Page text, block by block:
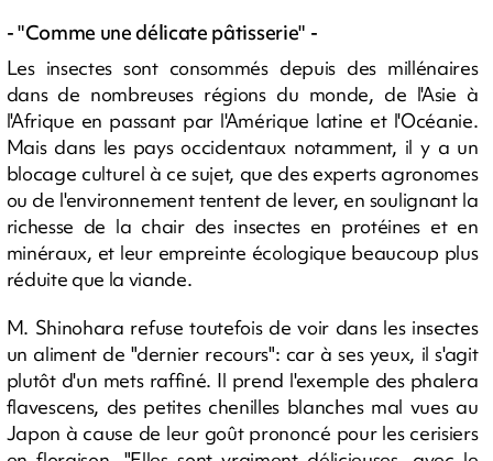
- "Comme une délicate pâtisserie" -
Les insectes sont consommés depuis des millénaires
dans de nombreuses régions du monde, de l'Asie à
l'Afrique en passant par l'Amérique latine et l'Océanie.
Mais dans les pays occidentaux notamment, il y a un
blocage culturel à ce sujet, que des experts agronomes
ou de l'environnement tentent de lever, en soulignant la
richesse de la chair des insectes en protéines et en
minéraux, et leur empreinte écologique beaucoup plus
réduite que la viande.
M. Shinohara refuse toutefois de voir dans les insectes
un aliment de "dernier recours": car à ses yeux, il s'agit
plutôt d'un mets raffiné. Il prend l'exemple des phalera
flavescens, des petites chenilles blanches mal vues au
Japon à cause de leur goût prononcé pour les cerisiers